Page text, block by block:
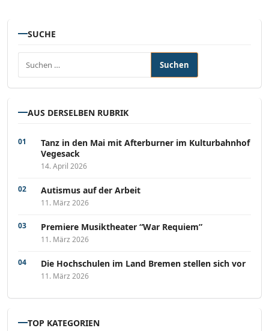
SUCHE
AUS DERSELBEN RUBRIK
Tanz in den Mai mit Afterburner im Kulturbahnhof
Vegesack
14. April 2026
Autismus auf der Arbeit
11. März 2026
Premiere Musiktheater “War Requiem”
11. März 2026
Die Hochschulen im Land Bremen stellen sich vor
11. März 2026
TOP KATEGORIEN